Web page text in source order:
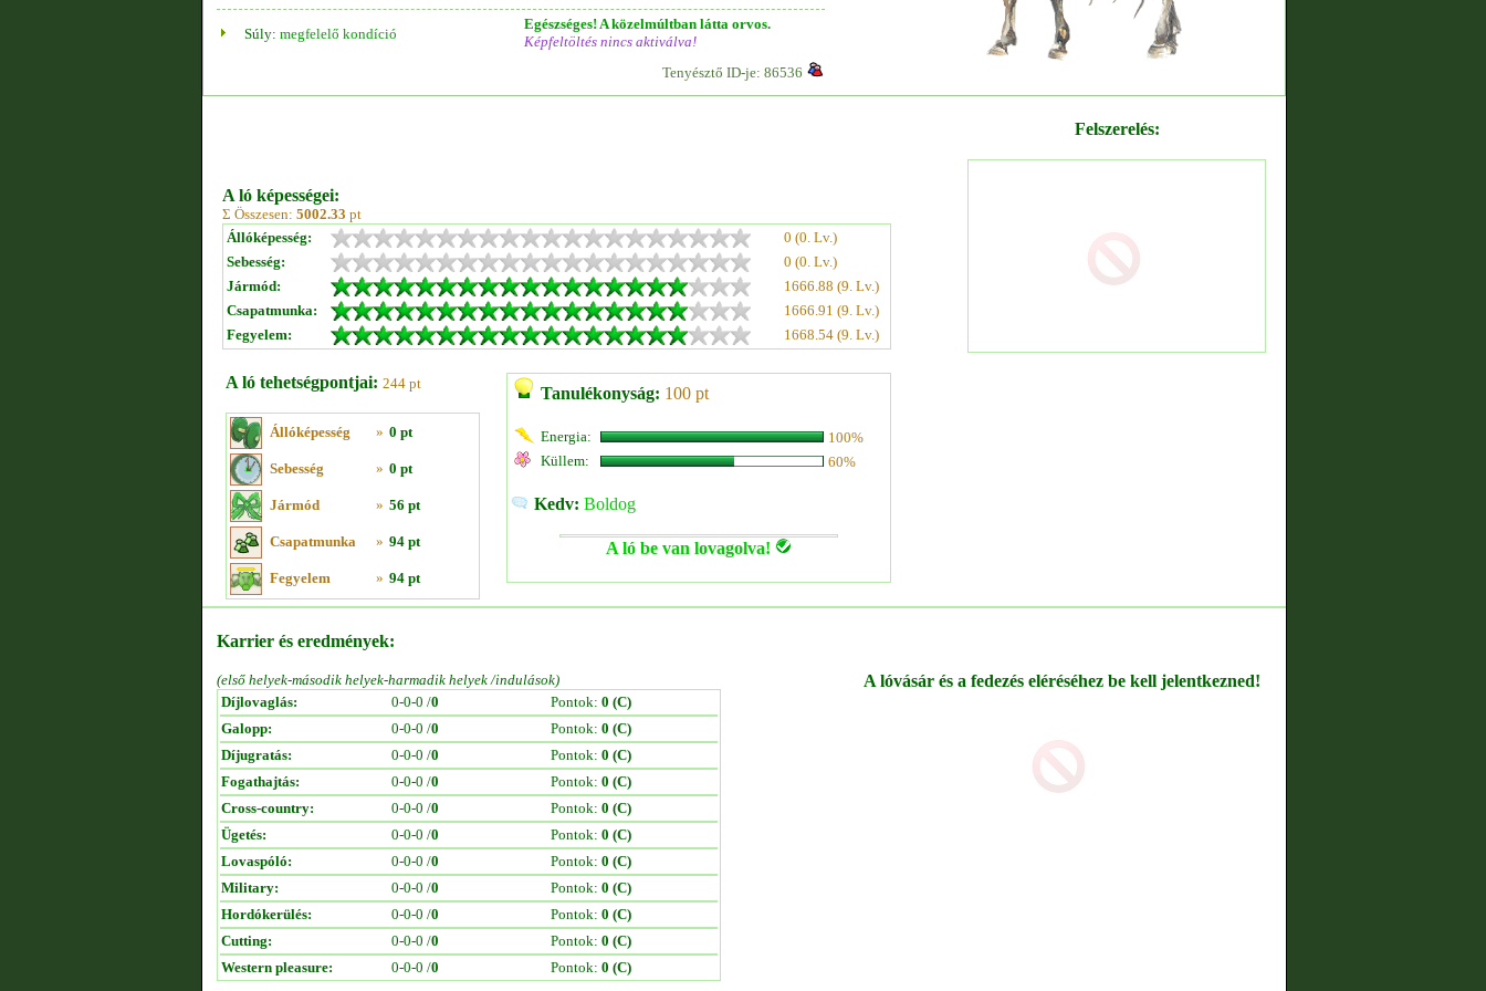
Súly: megfelelő kondíció
Egészséges! A közelmúltban látta orvos.
Képfeltöltés nincs aktiválva!
Tenyésztő ID-je: 86536
A ló képességei:
Σ Összesen: 5002.33 pt
Állóképesség:
0 (0. Lv.)
Sebesség:
0 (0. Lv.)
Jármód:
1666.88 (9. Lv.)
Csapatmunka:
1666.91 (9. Lv.)
Fegyelem:
1668.54 (9. Lv.)
A ló tehetségpontjai: 244 pt
Állóképesség » 0 pt
Sebesség » 0 pt
Jármód » 56 pt
Csapatmunka » 94 pt
Fegyelem » 94 pt
Tanulékonyság: 100 pt
Energia:
100%
Küllem:
60%
Kedv: Boldog
A ló be van lovagolva!
Felszerelés:
Karrier és eredmények:
(első helyek-második helyek-harmadik helyek /indulások)
Díjlovaglás:
0-0-0 /0 Pontok: 0 (C)
Galopp:
0-0-0 /0 Pontok: 0 (C)
Díjugratás:
0-0-0 /0 Pontok: 0 (C)
Fogathajtás:
0-0-0 /0 Pontok: 0 (C)
Cross-country:
0-0-0 /0 Pontok: 0 (C)
Ügetés:
0-0-0 /0 Pontok: 0 (C)
Lovaspóló:
0-0-0 /0 Pontok: 0 (C)
Military:
0-0-0 /0 Pontok: 0 (C)
Hordókerülés:
0-0-0 /0 Pontok: 0 (C)
Cutting:
0-0-0 /0 Pontok: 0 (C)
Western pleasure:
0-0-0 /0 Pontok: 0 (C)
A lóvásár és a fedezés eléréséhez be kell jelentkezned!